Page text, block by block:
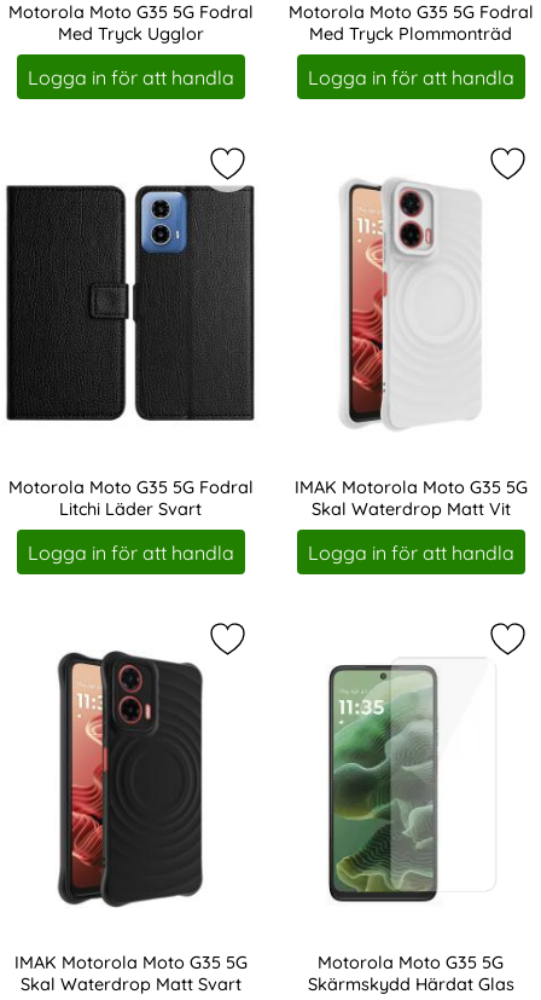
Motorola Moto G35 5G Fodral
Med Tryck Ugglor
Art. nr 234325
Logga in för att handla
Motorola Moto G35 5G Fodral
Med Tryck Plommonträd
Art. nr 234326
Logga in för att handla
Motorola Moto G35 5G Fodral
Litchi Läder Svart
Art. nr 234327
Logga in för att handla
Markera motorola Moto G35 5G
IMAK Motorola Moto G35 5G
Skal Waterdrop Matt Vit
Art. nr 234335
Logga in för att handla
IMAK Motorola Moto G35 5G
Skal Waterdrop Matt Svart
Markera iMAK Motorola Moto G35
Motorola Moto G35 5G
Skärmskydd Härdat Glas